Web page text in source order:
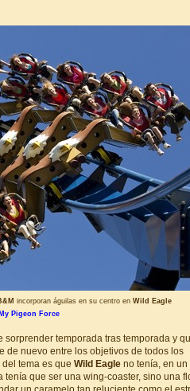
incorporan águilas en su centro en Wild Eagle
Pigeon Force
temporada tras temporada y
de nuevo entre los objetivos de todos los
tema es que Wild Eagle no tenía, en
que ser una wing-coaster, sino una